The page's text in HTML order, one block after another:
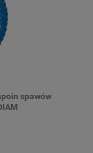
spawów